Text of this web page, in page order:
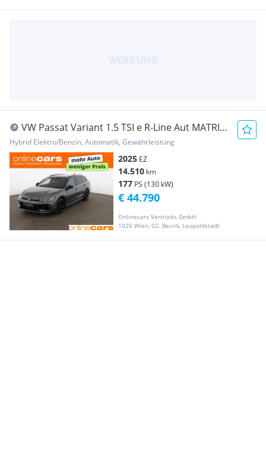
VW Passat Variant 1.5 TSI e R-Line Aut MATRIX
SKY
Hybrid Elektro/Benzin, Automatik, Gewährleistung
2025 EZ
14.510 km
177 PS (130 kW)
Onlinecars Vertriebs GmbH
1020 Wien, 02. Bezirk, Leopoldstadt
€ 44.790